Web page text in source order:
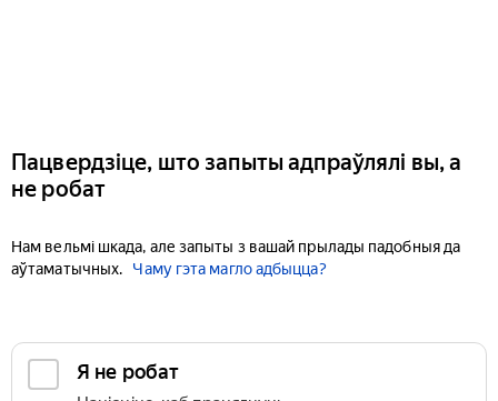
Пацвердзіце, што запыты адпраўлялі вы, а
не робат
Нам вельмі шкада, але запыты з вашай прылады падобныя да
аўтаматычных.
Чаму гэта магло адбыцца?
Я не робат